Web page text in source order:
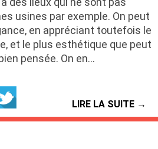
usines par exemple. On peut
en appréciant toutefois le
et le plus esthétique que peut
pensée. On en…
LIRE LA SUITE →